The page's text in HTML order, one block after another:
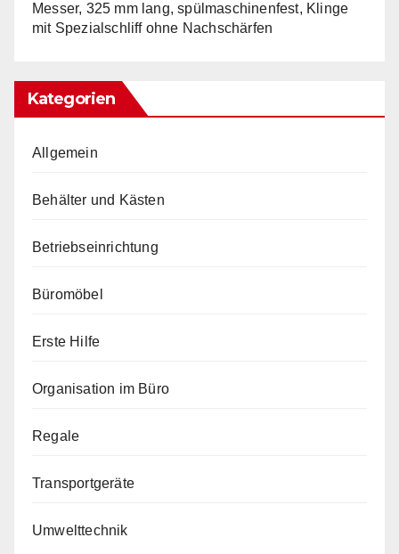
Messer, 325 mm lang, spülmaschinenfest, Klinge
mit Spezialschliff ohne Nachschärfen
Kategorien
Allgemein
Behälter und Kästen
Betriebseinrichtung
Büromöbel
Erste Hilfe
Organisation im Büro
Regale
Transportgeräte
Umwelttechnik